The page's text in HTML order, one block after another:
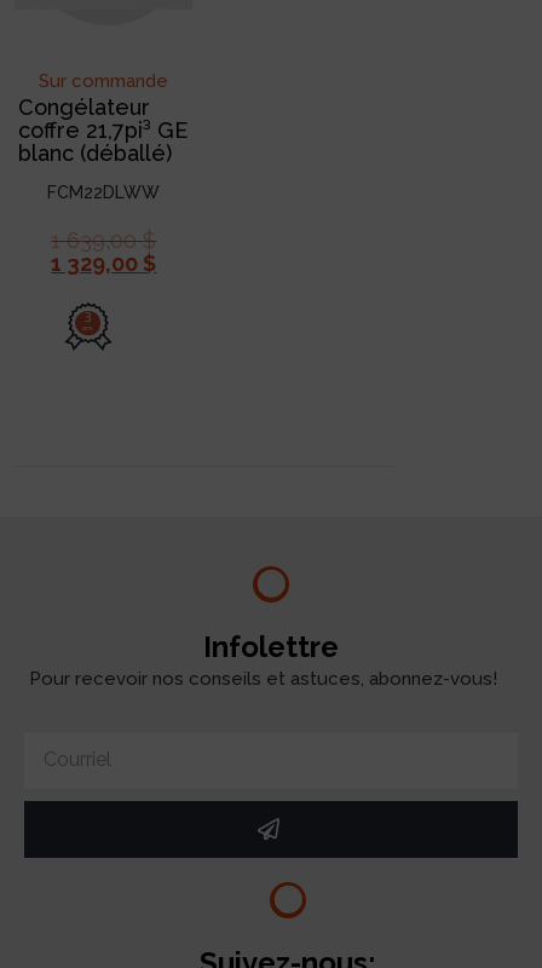
Sur commande
Congélateur
coffre 21,7pi³ GE
blanc (déballé)
FCM22DLWW
1 639,00$
1 329,00 $
3
ans
Infolettre
Pour recevoir nos conseils et astuces, abonnez-vous!